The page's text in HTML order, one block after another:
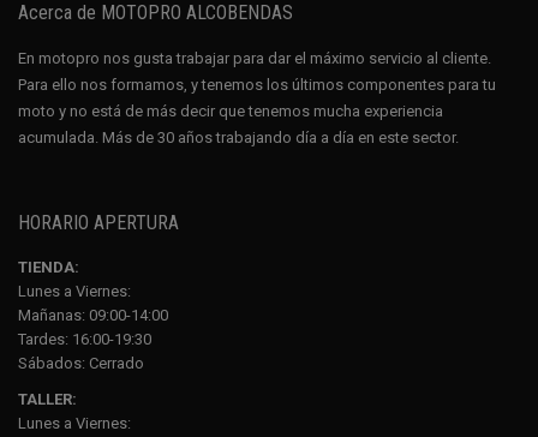
Acerca de MOTOPRO ALCOBENDAS
En motopro nos gusta trabajar para dar el máximo servicio al cliente.
Para ello nos formamos, y tenemos los últimos componentes para tu
moto y no está de más decir que tenemos mucha experiencia
acumulada. Más de 30 años trabajando día a día en este sector.
HORARIO APERTURA
TIENDA:
Lunes a Viernes:
Mañanas: 09:00-14:00
Tardes: 16:00-19:30
Sábados: Cerrado
TALLER:
Lunes a Viernes: